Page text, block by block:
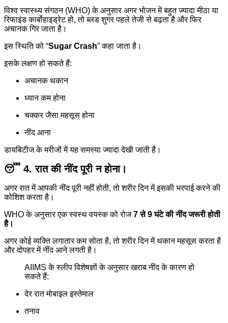
विश्व स्वास्थ्य संगठन (WHO) के अनुसार अगर भोजन में बहुत ज्यादा मीठा या
रिफाइंड कार्बोहाइड्रेट हो, तो ब्लड शुगर पहले तेजी से बढ़ता है और फिर
अचानक गिर जाता है।
इस स्थिति को “Sugar Crash” कहा जाता है।
इसके लक्षण हो सकते हैं:
अचानक थकान
ध्यान कम होना
चक्कर जैसा महसूस होना
नींद आना
डायबिटीज के मरीजों में यह समस्या ज्यादा देखी जाती है।
😴 4. रात की नींद पूरी न होना।
अगर रात में आपकी नींद पूरी नहीं होती, तो शरीर दिन में इसकी भरपाई करने की
कोशिश करता है।
WHO के अनुसार एक स्वस्थ वयस्क को रोज7 से 9 घंटे की नींद जरूरी होती
है।
अगर कोई व्यक्ति लगातार कम सोता है, तो शरीर दिन में थकान महसूस करता है
और दोपहर में नींद आने लगती है।
AIIMS के स्लीप विशेषज्ञों के अनुसार खराब नींद के कारण हो
सकते हैं:
देर रात मोबाइल इस्तेमाल
तनाव